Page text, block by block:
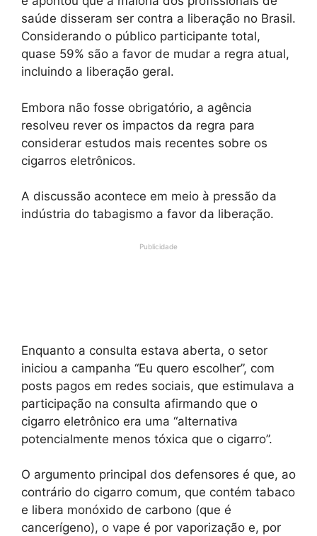
saúde disseram ser contra a liberação no Brasil.
Considerando o público participante total,
quase 59% são a favor de mudar a regra atual,
incluindo a liberação geral.
Embora não fosse obrigatório, a agência
resolveu rever os impactos da regra para
considerar estudos mais recentes sobre os
cigarros eletrônicos.
A discussão acontece em meio à pressão da
indústria do tabagismo a favor da liberação.
Publicidade
Enquanto a consulta estava aberta, o setor
iniciou a campanha “Eu quero escolher”, com
posts pagos em redes sociais, que estimulava a
participação na consulta afirmando que o
cigarro eletrônico era uma “alternativa
potencialmente menos tóxica que o cigarro”.
O argumento principal dos defensores é que, ao
contrário do cigarro comum, que contém tabaco
e libera monóxido de carbono (que é
cancerígeno), o vape é por vaporização e, por